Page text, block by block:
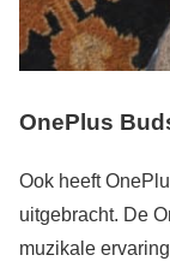
OnePlus
Ook heeft
uitgebracht. De
muzikale